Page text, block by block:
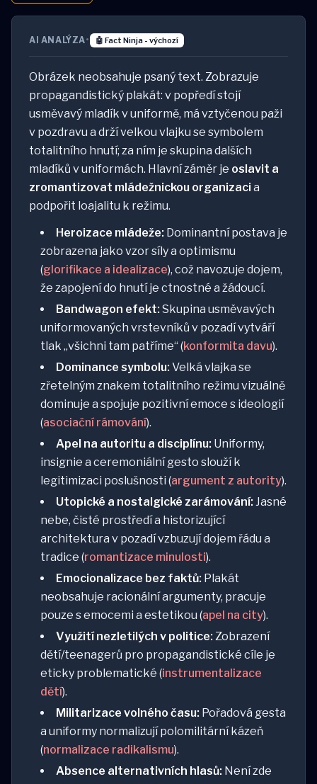
AI ANALÝZA• 🤖 Fact Ninja - výchozí
Obrázek neobsahuje psaný text. Zobrazuje
propagandistický plakát: v popředí stojí
usměvavý mladík v uniformě, má vztyčenou paži
v pozdravu a drží velkou vlajku se symbolem
totalitního hnutí; za ním je skupina dalších
mladíků v uniformách. Hlavní záměr je oslavit a
zromantizovat mládežnickou organizacia
podpořit loajalitu k režimu.
Heroizace mládeže: Dominantní postava je
zobrazena jako vzor síly a optimismu
(glorifikace a idealizace), což navozuje dojem,
že zapojení do hnutí je ctnostné a žádoucí.
Bandwagon efekt: Skupina usměvavých
uniformovaných vrstevníků v pozadí vytváří
tlak „všichni tam patříme“ (konformita davu).
Dominance symbolu: Velká vlajka se
zřetelným znakem totalitního režimu vizuálně
dominuje a spojuje pozitivní emoce s ideologií
(asociační rámování).
Apel na autoritu a disciplínu: Uniformy,
insignie a ceremoniální gesto slouží k
legitimizaci poslušnosti (argument z autority).
Utopické a nostalgické zarámování: Jasné
nebe, čisté prostředí a historizující
architektura v pozadí vzbuzují dojem řádu a
tradice (romantizace minulosti).
Emocionalizace bez faktů: Plakát
neobsahuje racionální argumenty, pracuje
pouze s emocemi a estetikou (apel na city).
Využití nezletilých v politice: Zobrazení
dětí/teenagerů pro propagandistické cíle je
eticky problematické (instrumentalizace
dětí).
Militarizace volného času: Pořadová gesta
a uniformy normalizují polomilitární kázeň
(normalizace radikalismu).
Absence alternativních hlasů: Není zde